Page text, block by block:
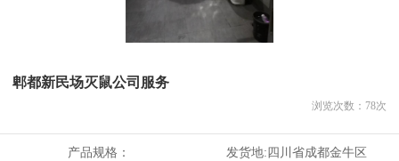
郫都新民场灭鼠公司服务
浏览次数： 78次
产品规格： 发货地:四川省成都金牛区